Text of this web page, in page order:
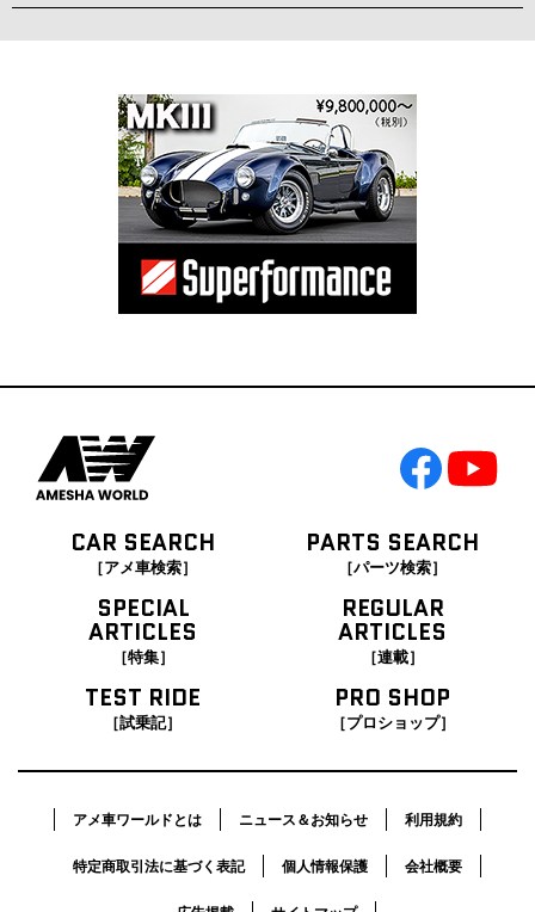
CAR SEARCH
［アメ車検索］
PARTS SEARCH
［パーツ検索］
SPECIAL
ARTICLES
［特集］
REGULAR
ARTICLES
［連載］
TEST RIDE
［試乗記］
PRO SHOP
［プロショップ］
アメ車ワールドとは ニュース＆お知らせ 利用規約
特定商取引法に基づく表記 個人情報保護 会社概要